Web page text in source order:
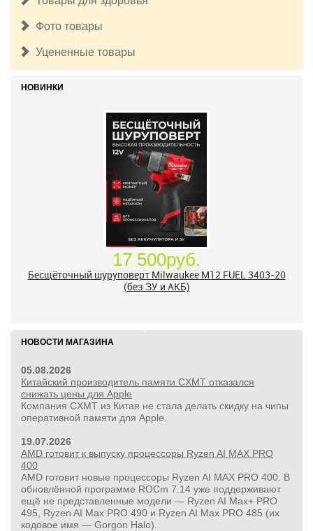
Фото товары
Уцененные товары
НОВИНКИ
Бесщёточный шуруповерт Milwaukee M12 FUEL 3403-20
(без ЗУ и АКБ)
24 500руб.
УШМ болгарка Milwaukee M18 FUEL 2888-20 125 мм,
красный
НОВОСТИ МАГАЗИНА
05.08.2026
Китайский производитель памяти CXMT отказался
снижать цены для Apple
Компания CXMT из Китая не стала делать скидку на чипы
оперативной памяти для Apple.
19.07.2026
AMD готовит к выпуску процессоры Ryzen AI MAX PRO
400
AMD готовит новые процессоры Ryzen AI MAX PRO 400. В
обновлённой программе ROCm 7.14 уже поддерживают
ещё не представленные модели — Ryzen AI Max+ PRO
495, Ryzen AI Max PRO 490 и Ryzen AI Max PRO 485 (их
кодовое имя — Gorgon Halo).